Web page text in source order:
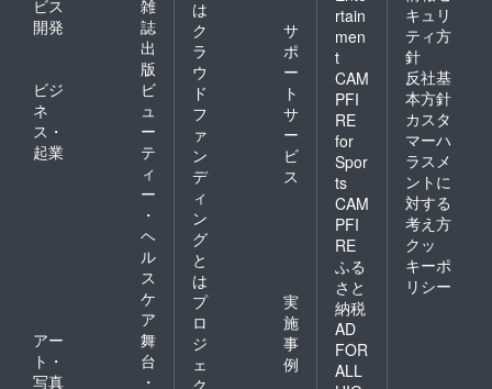
ビス
開発
雑
誌
出
版
ビジ
ネ
ス・
起業
ビ
ュ
ー
テ
ィ
ー
・
ヘ
ル
ス
ケ
ア
アー
ト・
写真
舞
台
・
は
ク
ラ
ウ
ド
フ
ァ
ン
デ
ィ
ン
グ
と
は
サ
ポ
ー
ト
サ
ー
ビ
ス
プ
ロ
ジ
ェ
実
施
事
例
rtain
men
t
CAM
PFI
RE
for
Spor
ts
CAM
PFI
RE
ふる
さと
納税
AD
FOR
ALL
キュリ
ティ方
針
反社基
本方針
カスタ
マーハ
ラスメ
ントに
対する
考え方
クッ
キーポ
リシー